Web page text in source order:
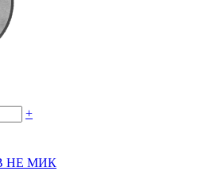
+
В НЕ МИК